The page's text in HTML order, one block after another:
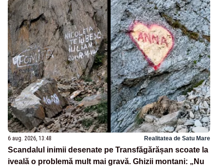
6 aug. 2026, 13:48 Realitatea de Satu Mare
Scandalul inimii desenate pe Transfăgărășan scoate la
iveală o problemă mult mai gravă. Ghizii montani: „Nu